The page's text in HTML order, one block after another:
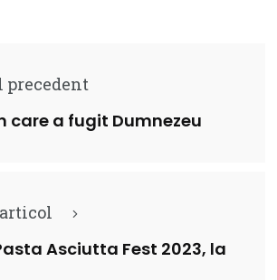
care a fugit Dumnezeu
Asciutta Fest 2023, la